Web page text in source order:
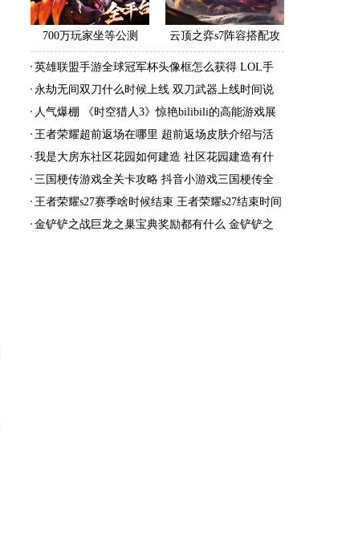
700万玩家坐等公测
《时空猎人3》老玩家加
云顶之弈s7阵容搭配攻
略 s7最强阵容搭配组成
大全最新
英雄联盟手游全球冠军杯头像框怎么获得 LOL手
游2022全球冠军杯头像框领取活动
永劫无间双刀什么时候上线 双刀武器上线时间说
明与分享
人气爆棚 《时空猎人3》惊艳bilibili的高能游戏展
发布会
王者荣耀超前返场在哪里 超前返场皮肤介绍与活
动一览
我是大房东社区花园如何建造 社区花园建造有什
么条件
三国梗传游戏全关卡攻略 抖音小游戏三国梗传全
结局一览
王者荣耀s27赛季啥时候结束 王者荣耀s27结束时间
金铲铲之战巨龙之巢宝典奖励都有什么 金铲铲之